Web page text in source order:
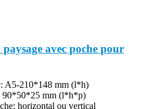
avec poche pour
A5-210*148 mm (l*h)
90*50*25 mm (l*h*p)
horizontal ou vertical